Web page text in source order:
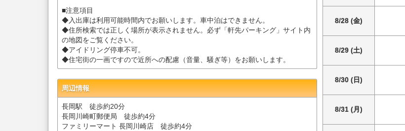
■注意項目
◆入出庫は利用可能時間内でお願いします。車中泊はできません。
◆住所検索では正しく場所が表示されません。必ず「軒先パーキング」サイト内
の地図をご覧ください。
◆アイドリング停車不可。
◆住宅街の一画ですので近所への配慮（音量、騒ぎ等）をお願いします。
周辺情報
長岡駅 徒歩約20分
長岡川崎町郵便局 徒歩約4分
ファミリーマート 長岡川崎店 徒歩約4分
8/28 (金)
8/29 (土)
8/30 (日)
8/31 (月)